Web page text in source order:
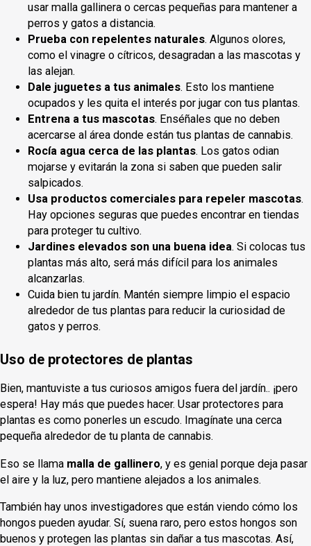
usar malla gallinera o cercas pequeñas para mantener a
perros y gatos a distancia.
Prueba con repelentes naturales. Algunos olores,
como el vinagre o cítricos, desagradan a las mascotas y
las alejan.
Dale juguetes a tus animales. Esto los mantiene
ocupados y les quita el interés por jugar con tus plantas.
Entrena a tus mascotas. Enséñales que no deben
acercarse al área donde están tus plantas de cannabis.
Rocía agua cerca de las plantas. Los gatos odian
mojarse y evitarán la zona si saben que pueden salir
salpicados.
Usa productos comerciales para repeler mascotas.
Hay opciones seguras que puedes encontrar en tiendas
para proteger tu cultivo.
Jardines elevados son una buena idea. Si colocas tus
plantas más alto, será más difícil para los animales
alcanzarlas.
Cuida bien tu jardín. Mantén siempre limpio el espacio
alrededor de tus plantas para reducir la curiosidad de
gatos y perros.
Uso de protectores de plantas
Bien, mantuviste a tus curiosos amigos fuera del jardín.. ¡pero
espera! Hay más que puedes hacer. Usar protectores para
plantas es como ponerles un escudo. Imagínate una cerca
pequeña alrededor de tu planta de cannabis.
Eso se llama malla de gallinero, y es genial porque deja pasar
el aire y la luz, pero mantiene alejados a los animales.
También hay unos investigadores que están viendo cómo los
hongos pueden ayudar. Sí, suena raro, pero estos hongos son
buenos y protegen las plantas sin dañar a tus mascotas. Así,